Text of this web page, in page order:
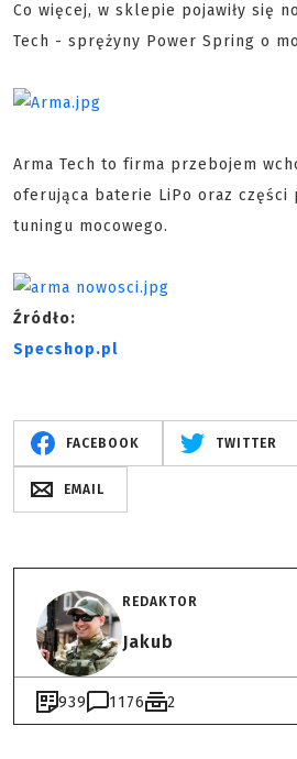
Co więcej, w sklepie pojawiły się
Tech - sprężyny Power Spring o
Arma Tech to firma przebojem
oferująca baterie LiPo oraz części
tuningu mocowego.
Źródło:
Specshop.pl
FACEBOOK TWITTER
EMAIL
REDAKTOR
Jakub
939 1176 2